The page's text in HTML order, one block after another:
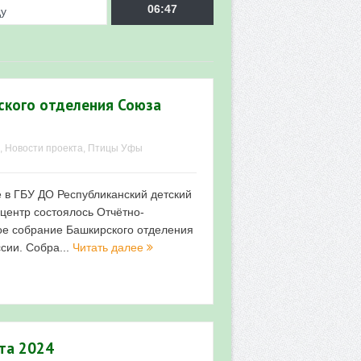
мониторинга
2026 году
06:47
отделения Союза
Новости проекта Птицы Уфы
в ГБУ ДО Республиканский детский
состоялось Отчётно-
собрание Башкирского отделения
Собра... Читать далее
2024